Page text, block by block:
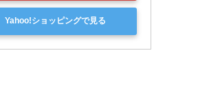
Yahoo!ショッピングで見る